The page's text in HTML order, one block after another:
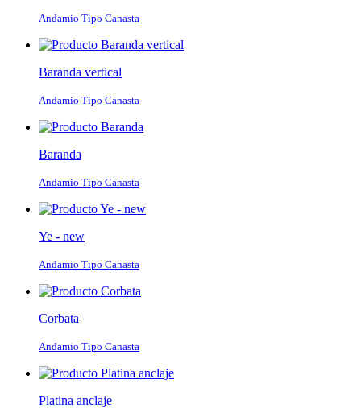
Andamio Tipo Canasta
Baranda vertical
Andamio Tipo Canasta
Baranda
Andamio Tipo Canasta
Ye - new
Andamio Tipo Canasta
Corbata
Andamio Tipo Canasta
Platina anclaje